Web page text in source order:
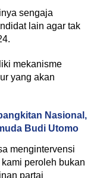
sengaja
lain agar tak
mekanisme
yang akan
Nasional,
Budi Utomo
mengintervensi
peroleh bukan
partai